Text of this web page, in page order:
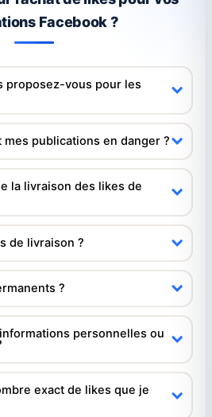
Facebook ?
proposez-vous pour les
mes publications en danger ?
la livraison des likes de
de livraison ?
?
personnelles ou
exact de likes que je